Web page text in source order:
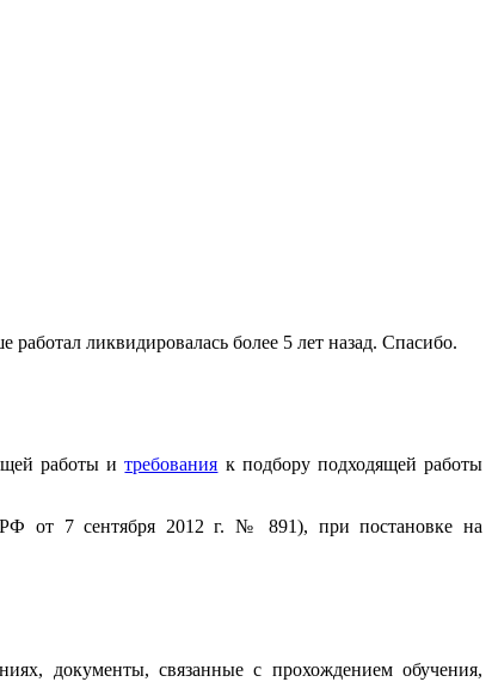
ликвидировалась более 5 лет назад. Спасибо.
работы итребования к подбору подходящей работы
РФ от 7 сентября 2012 г. № 891), при постановке на
документы, связанные с прохождением обучения,